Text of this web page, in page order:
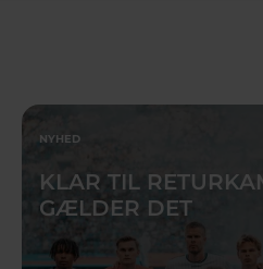
NYHED
KLAR TIL
GÆLDER DET